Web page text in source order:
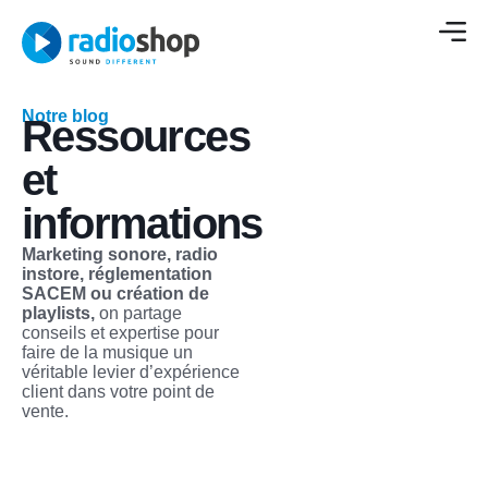
Notre blog
Ressources
et
informations
Marketing sonore, radio
instore, réglementation
SACEM ou création de
playlists, on partage
conseils et expertise pour
faire de la musique un
véritable levier d’expérience
client dans votre point de
vente.